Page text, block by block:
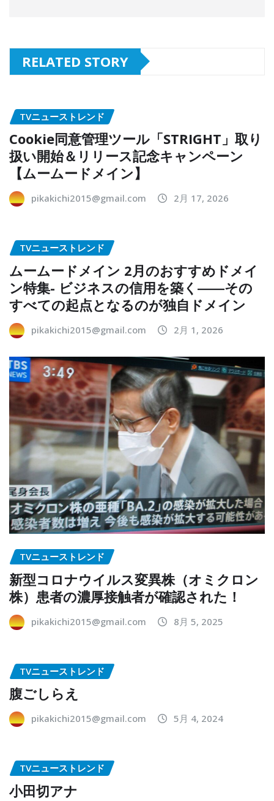
RELATED STORY
TVニューストレンド
Cookie同意管理ツール「STRIGHT」取り
扱い開始＆リリース記念キャンペーン
【ムームードメイン】
pikakichi2015@gmail.com 2月 17, 2026
TVニューストレンド
ムームードメイン 2月のおすすめドメイ
ン特集- ビジネスの信用を築く――その
すべての起点となるのが独自ドメイン
pikakichi2015@gmail.com 2月 1, 2026
TVニューストレンド
新型コロナウイルス変異株（オミクロン
株）患者の濃厚接触者が確認された！
pikakichi2015@gmail.com 8月 5, 2025
TVニューストレンド
腹ごしらえ
pikakichi2015@gmail.com 5月 4, 2024
TVニューストレンド
小田切アナ